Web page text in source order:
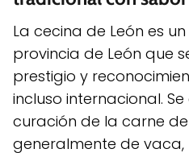
La cecina de León es
provincia de León que
prestigio y
incluso internacional.
curación de la carne
generalmente de